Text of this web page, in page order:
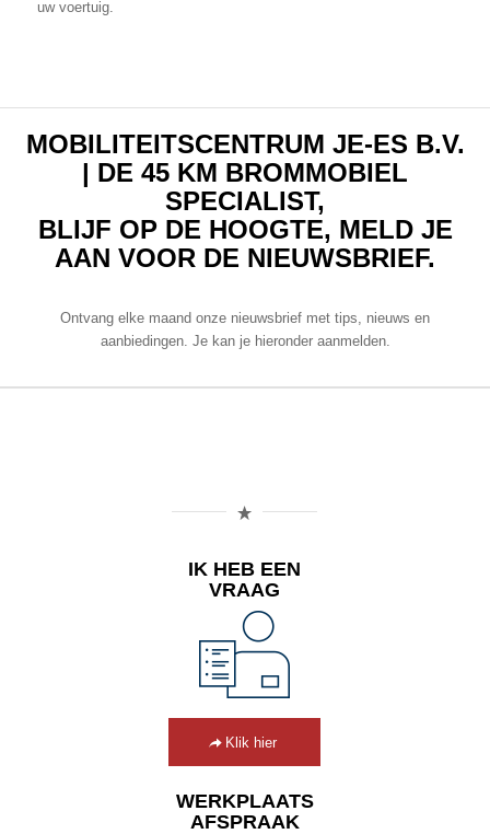
uw voertuig.
MOBILITEITSCENTRUM JE-ES B.V.
| DE 45 KM BROMMOBIEL
SPECIALIST,
BLIJF OP DE HOOGTE, MELD JE
AAN VOOR DE NIEUWSBRIEF.
Ontvang elke maand onze nieuwsbrief met tips, nieuws en
aanbiedingen. Je kan je hieronder aanmelden.
IK HEB EEN
VRAAG
Klik hier
WERKPLAATS
AFSPRAAK